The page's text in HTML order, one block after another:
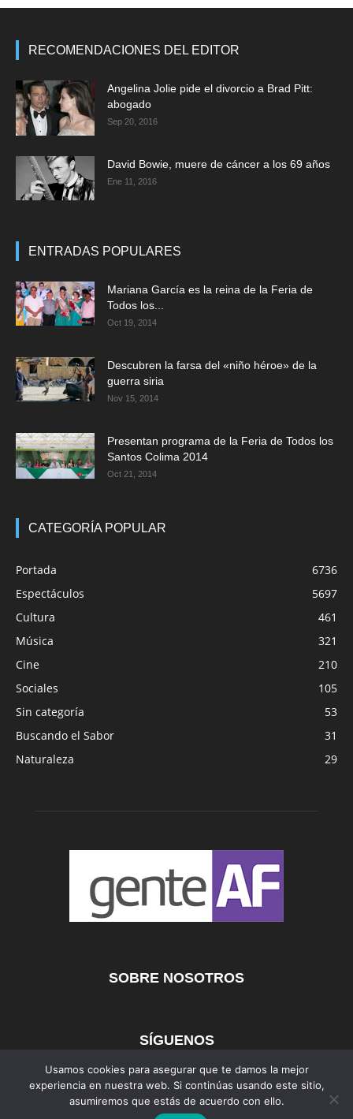
RECOMENDACIONES DEL EDITOR
Angelina Jolie pide el divorcio a Brad Pitt:
abogado
Sep 20, 2016
David Bowie, muere de cáncer a los 69 años
Ene 11, 2016
ENTRADAS POPULARES
Mariana García es la reina de la Feria de
Todos los...
Oct 19, 2014
Descubren la farsa del «niño héroe» de la
guerra siria
Nov 15, 2014
Presentan programa de la Feria de Todos los
Santos Colima 2014
Oct 21, 2014
CATEGORÍA POPULAR
Portada
6736
Espectáculos
5697
Cultura
461
Música
321
Cine
210
Sociales
105
Sin categoría
53
Buscando el Sabor
31
Naturaleza
29
SOBRE NOSOTROS
SÍGUENOS
AFmedios MujerAF AutosAF
Usamos cookies para asegurar que te damos la mejor
experiencia en nuestra web. Si continúas usando este sitio,
asumiremos que estás de acuerdo con ello.